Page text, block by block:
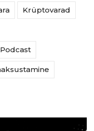
Krüptovarad
Podcast